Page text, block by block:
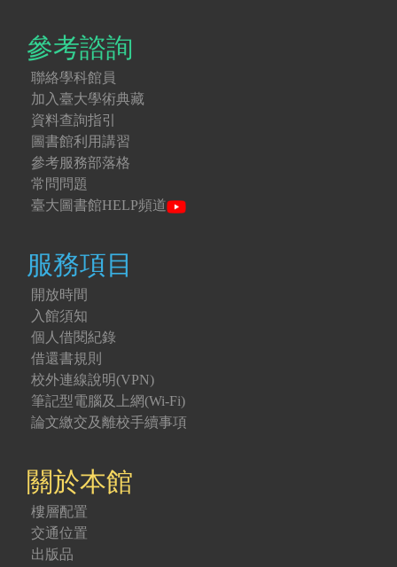
參考諮詢
聯絡學科館員
加入臺大學術典藏
資料查詢指引
圖書館利用講習
參考服務部落格
常問問題
臺大圖書館HELP頻道
服務項目
開放時間
入館須知
個人借閱紀錄
借還書規則
校外連線說明(VPN)
筆記型電腦及上網(Wi-Fi)
論文繳交及離校手續事項
關於本館
樓層配置
交通位置
出版品